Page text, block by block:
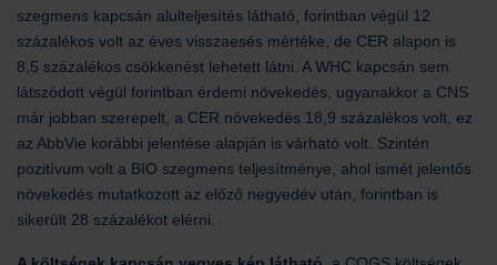
szegmens kapcsán alulteljesítés látható, forintban végül 12
százalékos volt az éves visszaesés mértéke, de CER alapon is
8,5 százalékos csökkenést lehetett látni. A WHC kapcsán sem
látszódott végül forintban érdemi növekedés, ugyanakkor a CNS
már jobban szerepelt, a CER növekedés 18,9 százalékos volt, ez
az AbbVie korábbi jelentése alapján is várható volt. Szintén
pozitívum volt a BIO szegmens teljesítménye, ahol ismét jelentős
növekedés mutatkozott az előző negyedév után, forintban is
sikerült 28 százalékot elérni.